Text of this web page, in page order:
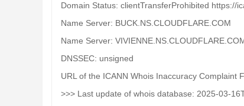
Domain Status: clientTransferProhibited https://
Name Server: BUCK.NS.CLOUDFLARE.COM
Name Server:
DNSSEC: unsigned
URL of the ICANN Whois Inaccuracy Complaint
>>> Last update of whois database: 2025-03-